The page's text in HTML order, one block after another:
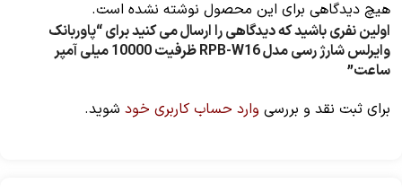
هیچ دیدگاهی برای این محصول نوشته نشده است.
اولین نفری باشید که دیدگاهی را ارسال می کنید برای “پاوربانک
وایرلس شارژ رسی مدل RPB-W16 ظرفیت 10000 میلی آمپر
ساعت”
برای ثبت نقد و بررسی وارد حساب کاربری خود شوید.